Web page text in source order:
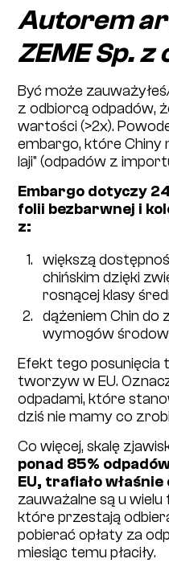
Autorem
ZEME Sp. z
Być może
z odbiorcą odpadów,
wartości (>2x).
embargo, które Chiny
laji" (odpadów z
Embargo dotyczy
folii bezbarwnej i
z:
większą
chińskim dzięki
rosnącej klasy
dążeniem Chin do
wymogów
Efekt tego posunięcia
tworzyw w EU.
odpadami, które
dziś nie mamy co
Co więcej, skalę
ponad 85%
EU, trafiało właśnie
zauważalne są u
które przestają
pobierać opłaty za
miesiąc temu płaciły.